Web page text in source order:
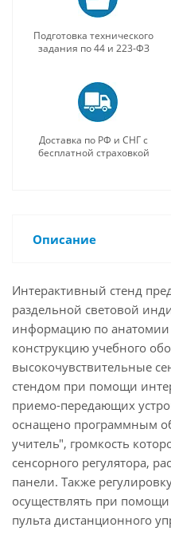
Подготовка технического
задания по 44 и 223-ФЗ
Доставка по РФ и СНГ с
бесплатной страховкой
Описание
Интерактивный стенд
раздельной световой
информацию по
конструкцию учебного
высокочувствительные
стендом при помощи
приемо-передающих
оснащено программным
учитель", громкость
сенсорного регулятора,
панели. Также
осуществлять при
пульта дистанционного